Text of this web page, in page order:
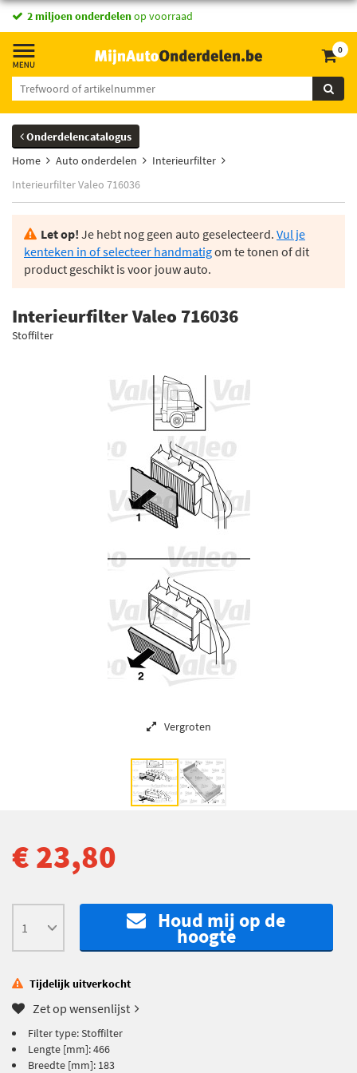
2 miljoen onderdelenop voorraad
0
Onderdelencatalogus
Home
Auto onderdelen
Interieurfilter
Interieurfilter Valeo 716036
Let op! Je hebt nog geen auto geselecteerd. Vul je
kenteken in of selecteer handmatigom te tonen of dit
product geschikt is voor jouw auto.
Interieurfilter Valeo 716036
Stoffilter
Vergroten
€ 23,80
Houd mij op de
hoogte
Tijdelijk uitverkocht
Zet op wensenlijst
Filter type: Stoffilter
Lengte [mm]: 466
Breedte [mm]: 183